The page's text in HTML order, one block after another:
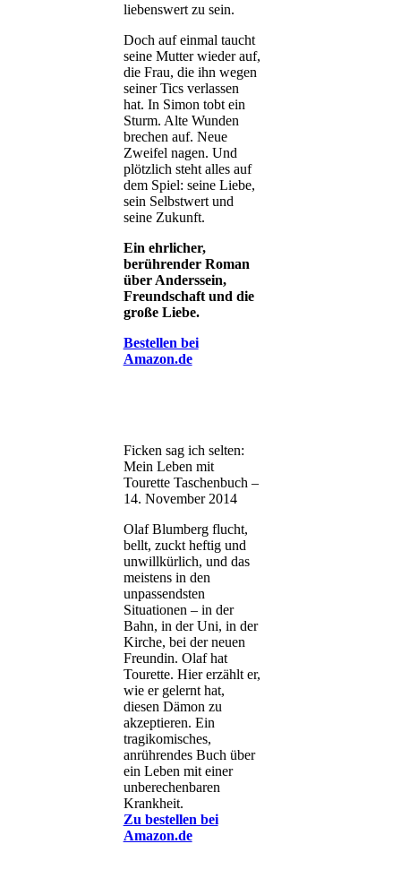
liebenswert zu sein.
Doch auf einmal taucht
seine Mutter wieder auf,
die Frau, die ihn wegen
seiner Tics verlassen
hat. In Simon tobt ein
Sturm. Alte Wunden
brechen auf. Neue
Zweifel nagen. Und
plötzlich steht alles auf
dem Spiel: seine Liebe,
sein Selbstwert und
seine Zukunft.
Ein ehrlicher,
berührender Roman
über Anderssein,
Freundschaft und die
große Liebe.
Bestellen bei
Amazon.de
Ficken sag ich selten:
Mein Leben mit
Tourette Taschenbuch –
14. November 2014
Olaf Blumberg flucht,
bellt, zuckt heftig und
unwillkürlich, und das
meistens in den
unpassendsten
Situationen – in der
Bahn, in der Uni, in der
Kirche, bei der neuen
Freundin. Olaf hat
Tourette. Hier erzählt er,
wie er gelernt hat,
diesen Dämon zu
akzeptieren. Ein
tragikomisches,
anrührendes Buch über
ein Leben mit einer
unberechenbaren
Krankheit.
Zu bestellen bei
Amazon.de